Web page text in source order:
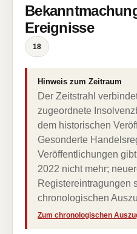
Ereignisse
18
Hinweis zum Zeitraum
Der Zeitstrahl
zugeordnete
dem historischen
Gesonderte
Veröffentlichungen
2022 nicht mehr;
Registereintragungen
chronologischen
Zum chronologischen